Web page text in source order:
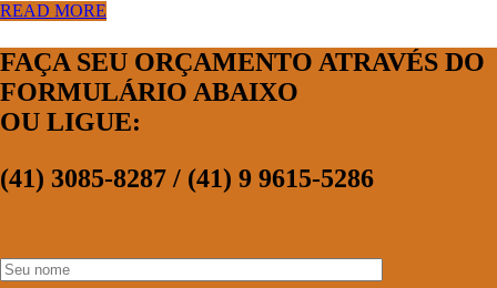
READ MORE
FAÇA SEU ORÇAMENTO ATRAVÉS DO
FORMULÁRIO ABAIXO
OU LIGUE:
(41) 3085-8287 / (41) 9 9615-5286